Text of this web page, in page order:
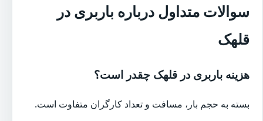
سوالات متداول درباره باربری در
قلهک
هزینه باربری در قلهک چقدر است؟
بسته به حجم بار، مسافت و تعداد کارگران متفاوت است.